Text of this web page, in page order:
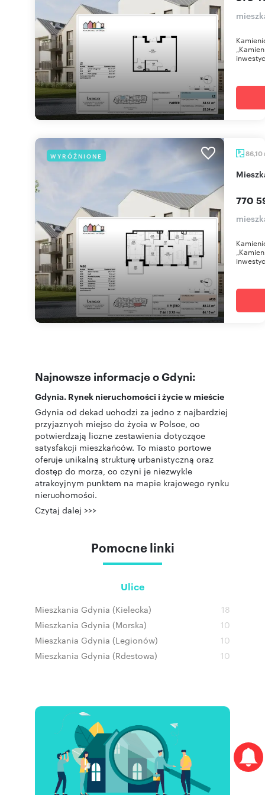
WYRÓŻNIONE 86,10
770
Najnowsze informacje o Gdyni:
Gdynia. Rynek nieruchomości i życie w mieście
Gdynia od dekad uchodzi za jedno z najbardziej
przyjaznych miejsc do życia w Polsce, co
potwierdzają liczne zestawienia dotyczące
satysfakcji mieszkańców. To miasto portowe
oferuje unikalną strukturę urbanistyczną oraz
dostęp do morza, co czyni je niezwykle
atrakcyjnym punktem na mapie krajowego rynku
nieruchomości.
Czytaj dalej >>>
Pomocne linki
Ulice
Mieszkania Gdynia (Kielecka)
18
Mieszkania Gdynia (Morska)
10
Mieszkania Gdynia (Legionów)
10
Mieszkania Gdynia (Rdestowa)
10